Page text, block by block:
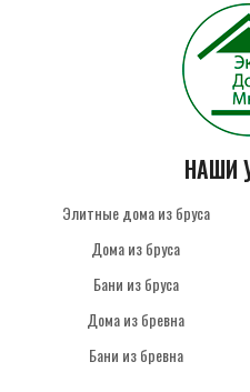
НАШИ
Элитные дома из бруса
Дома из бруса
Бани из бруса
Дома из бревна
Бани из бревна